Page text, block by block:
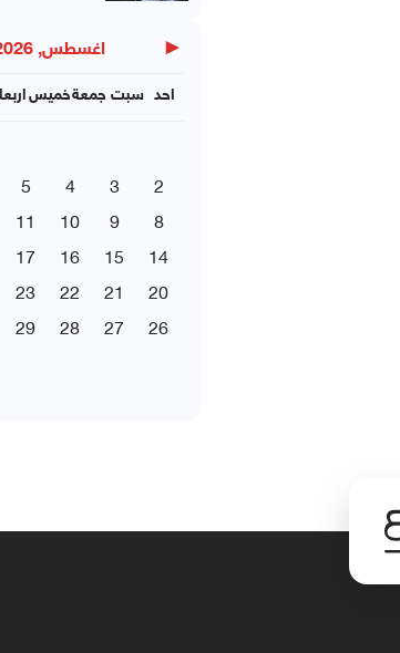
◀ اغسطس, 2026
خميسجمعة سبت احد
2
3
4
5
8
9
10
11
14
15
16
17
20
21
22
23
26
27
28
29